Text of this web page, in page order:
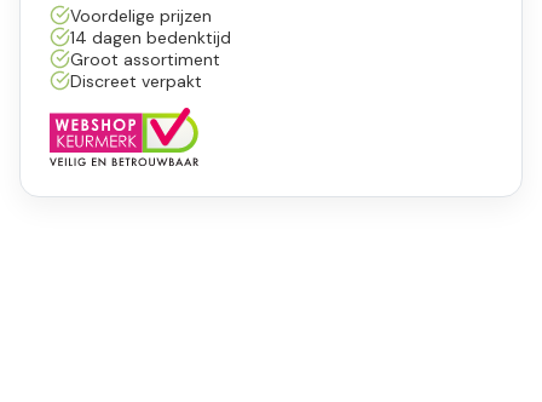
Voordelige prijzen
14 dagen bedenktijd
Groot assortiment
Discreet verpakt